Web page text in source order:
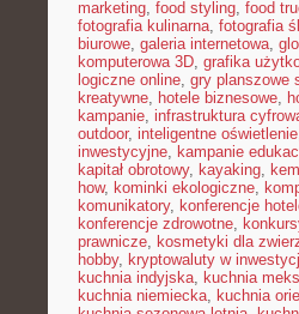
marketing, food styling, food
fotografia kulinarna, fotografia
biurowe, galeria internetowa,
komputerowa 3D, grafika
logiczne online, gry planszowe
kreatywne, hotele biznesowe,
kampanie, infrastruktura
outdoor, inteligentne oświetlenie
inwestycyjne, kampanie
kapitał obrotowy, kayaking,
how, kominki ekologiczne,
komunikatory, konferencje
konferencje zdrowotne,
prawnicze, kosmetyki dla
hobby, kryptowaluty w
kuchnia indyjska, kuchnia
kuchnia niemiecka, kuchnia